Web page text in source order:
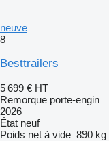
neuve
8
Besttrailers
5 699 € HT
Remorque porte-engin
2026
État neuf
Poids net à vide 890 kg